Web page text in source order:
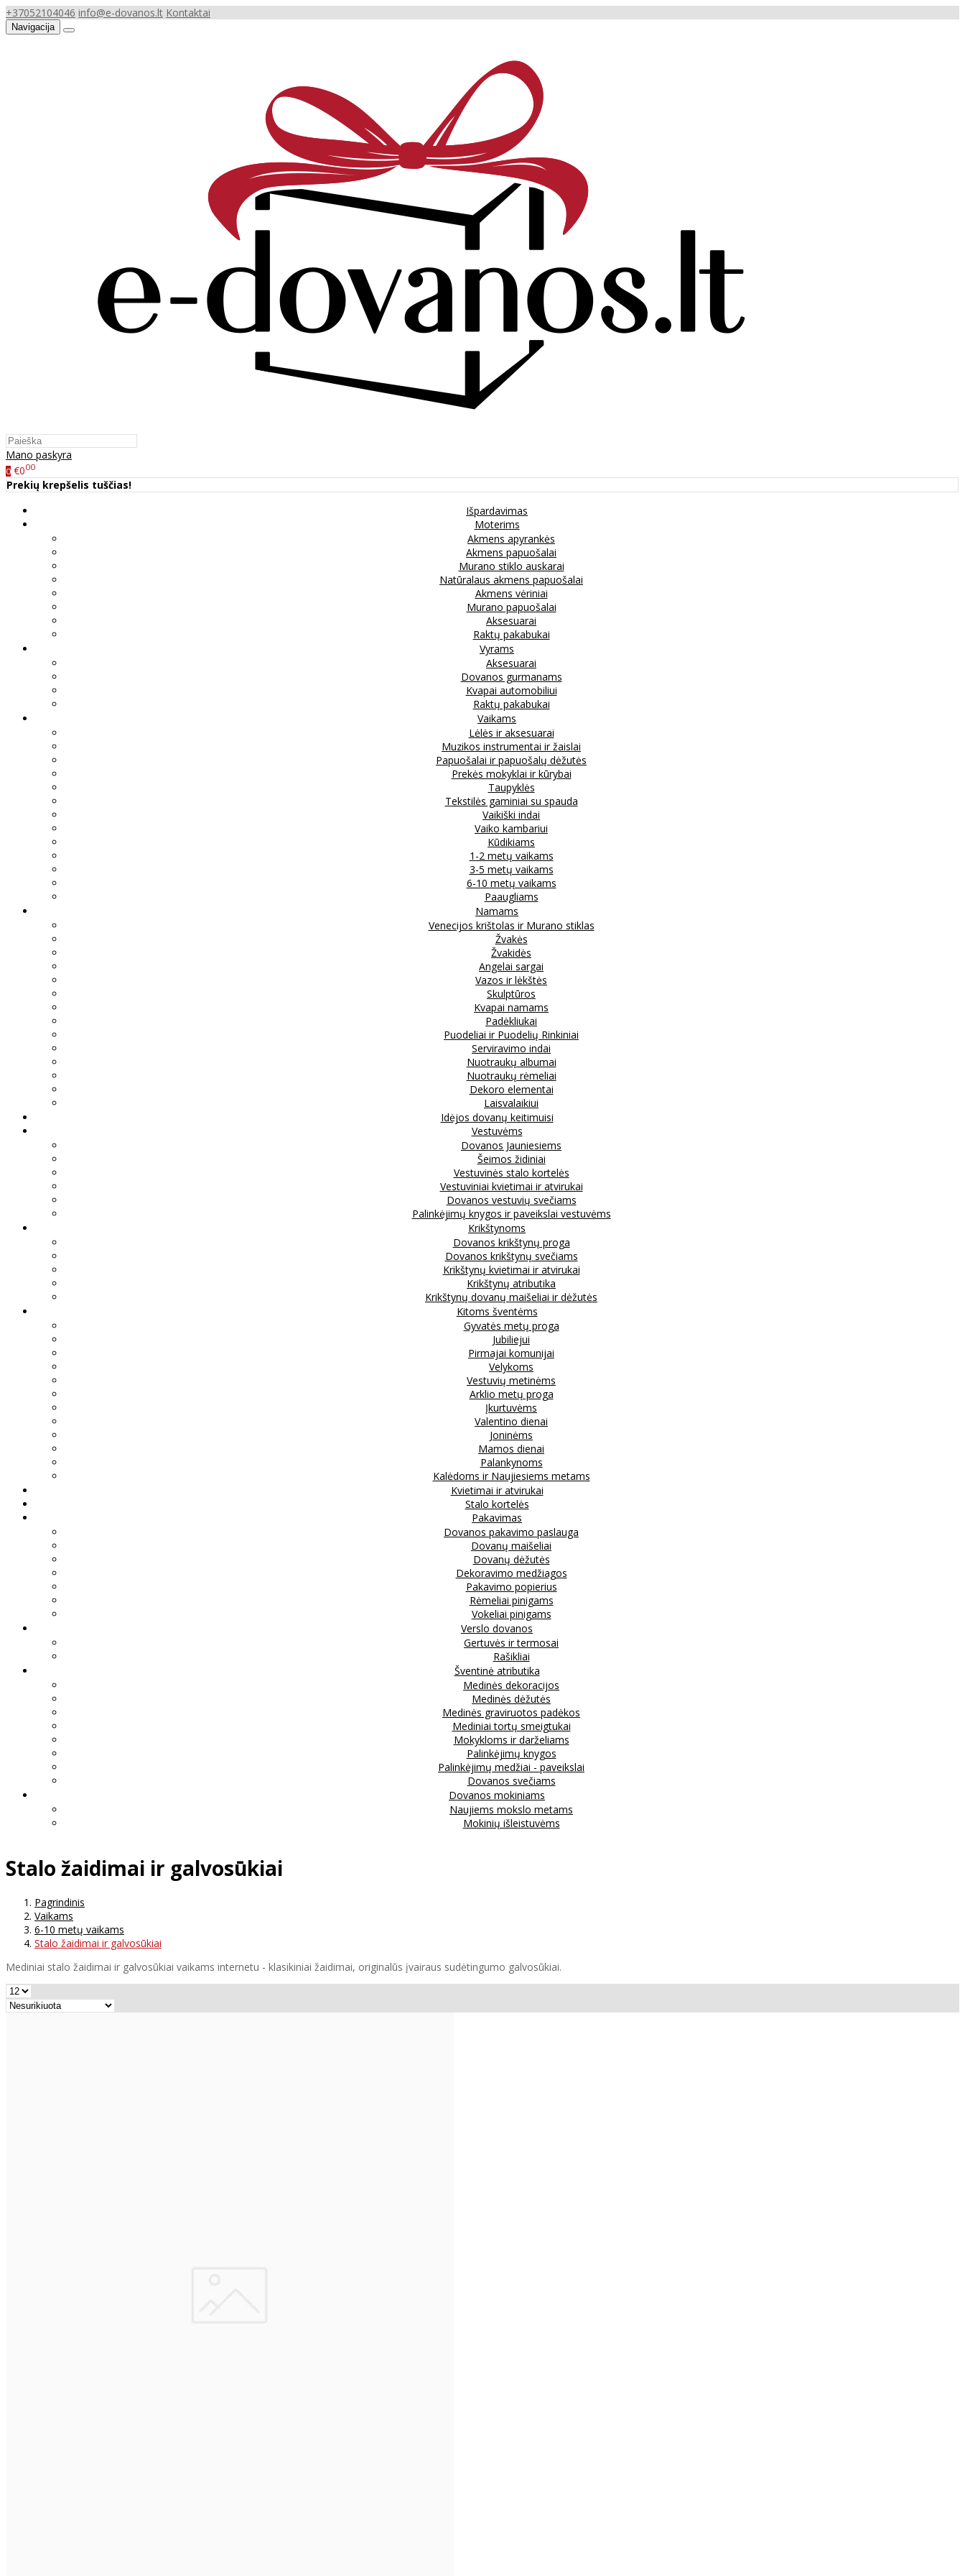
+37052104046 info@e-dovanos.lt Kontaktai
Navigacija
Mano paskyra
0 €000
Prekių krepšelis tuščias!
Išpardavimas
Moterims
Akmens apyrankės
Akmens papuošalai
Murano stiklo auskarai
Natūralaus akmens papuošalai
Akmens vėriniai
Murano papuošalai
Aksesuarai
Raktų pakabukai
Vyrams
Aksesuarai
Dovanos gurmanams
Kvapai automobiliui
Raktų pakabukai
Vaikams
Lėlės ir aksesuarai
Muzikos instrumentai ir žaislai
Papuošalai ir papuošalų dėžutės
Prekės mokyklai ir kūrybai
Taupyklės
Tekstilės gaminiai su spauda
Vaikiški indai
Vaiko kambariui
Kūdikiams
1-2 metų vaikams
3-5 metų vaikams
6-10 metų vaikams
Paaugliams
Namams
Venecijos krištolas ir Murano stiklas
Žvakės
Žvakidės
Angelai sargai
Vazos ir lėkštės
Skulptūros
Kvapai namams
Padėkliukai
Puodeliai ir Puodelių Rinkiniai
Serviravimo indai
Nuotraukų albumai
Nuotraukų rėmeliai
Dekoro elementai
Laisvalaikiui
Idėjos dovanų keitimuisi
Vestuvėms
Dovanos Jauniesiems
Šeimos židiniai
Vestuvinės stalo kortelės
Vestuviniai kvietimai ir atvirukai
Dovanos vestuvių svečiams
Palinkėjimų knygos ir paveikslai vestuvėms
Krikštynoms
Dovanos krikštynų proga
Dovanos krikštynų svečiams
Krikštynų kvietimai ir atvirukai
Krikštynų atributika
Krikštynų dovanų maišeliai ir dėžutės
Kitoms šventėms
Gyvatės metų proga
Jubiliejui
Pirmajai komunijai
Velykoms
Vestuvių metinėms
Arklio metų proga
Įkurtuvėms
Valentino dienai
Joninėms
Mamos dienai
Palankynoms
Kalėdoms ir Naujiesiems metams
Kvietimai ir atvirukai
Stalo kortelės
Pakavimas
Dovanos pakavimo paslauga
Dovanų maišeliai
Dovanų dėžutės
Dekoravimo medžiagos
Pakavimo popierius
Rėmeliai pinigams
Vokeliai pinigams
Verslo dovanos
Gertuvės ir termosai
Rašikliai
Šventinė atributika
Medinės dekoracijos
Medinės dėžutės
Medinės graviruotos padėkos
Mediniai tortų smeigtukai
Mokykloms ir darželiams
Palinkėjimų knygos
Palinkėjimų medžiai - paveikslai
Dovanos svečiams
Dovanos mokiniams
Naujiems mokslo metams
Mokinių išleistuvėms
Stalo žaidimai ir galvosūkiai
Pagrindinis
Vaikams
6-10 metų vaikams
Stalo žaidimai ir galvosūkiai
Mediniai stalo žaidimai ir galvosūkiai vaikams internetu - klasikiniai žaidimai, originalūs įvairaus sudėtingumo galvosūkiai.